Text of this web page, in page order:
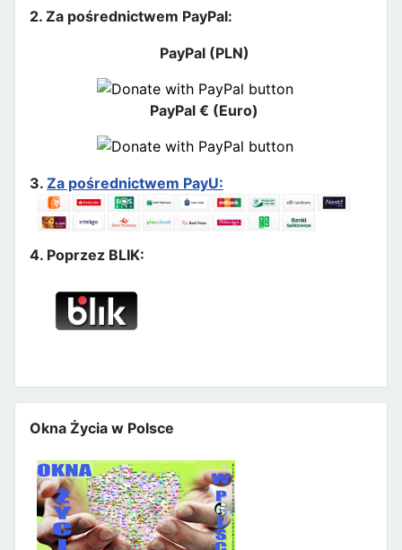
2. Za pośrednictwem PayPal:
PayPal (PLN)
PayPal € (Euro)
3. Za pośrednictwem PayU:
4. Poprzez BLIK:
Okna Życia w Polsce